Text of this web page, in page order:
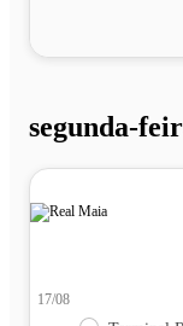
segunda-
17/08